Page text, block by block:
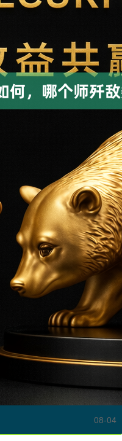
08-04